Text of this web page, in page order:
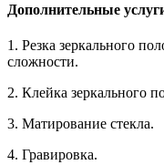
Дополнительные
1. Резка зеркального
сложности.
2. Клейка зеркального
3. Матирование стекла.
4. Гравировка.